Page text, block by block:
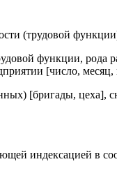
(трудовой
функции, рода
[число, месяц,
[бригады,
индексацией в